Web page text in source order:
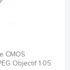
CMOS
Objectif 1.05